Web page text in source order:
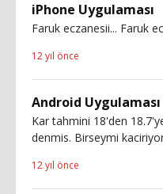
iPhone Uygulaması
Faruk eczanesii... Faruk
12 yıl önce
Android Uygulaması
Kar tahmini 18'den
denmis. Birseymi
12 yıl önce